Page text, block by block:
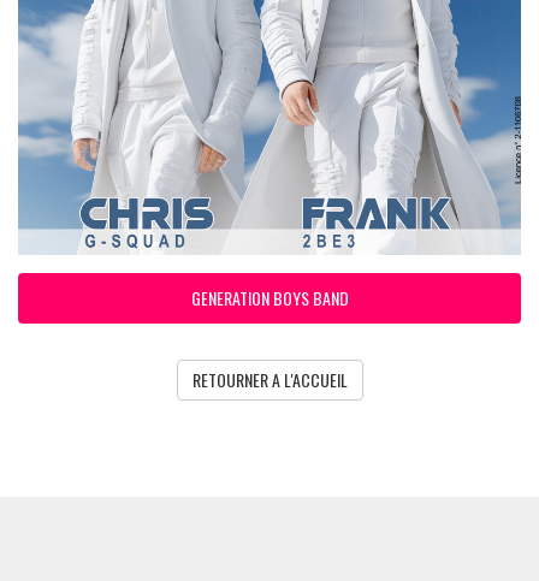
GENERATION BOYS BAND
RETOURNER A L'ACCUEIL